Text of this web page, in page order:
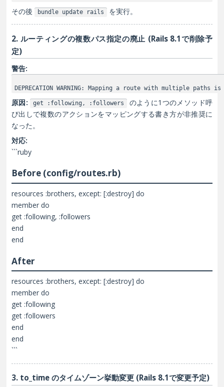
その後 bundle update rails を実行。
2. ルーティングの複数パス指定の廃止 (Rails 8.1で削除予
定)
警告:
DEPRECATION WARNING: Mapping a route with multiple
原因: get :following, :followers
のように1つのメソッド呼
び出しで複数のアクションをマッピングする書き方が非推奨に
なった。
対応:
```ruby
Before (config/routes.rb)
resources :brothers, except: [:destroy] do
member do
get :following, :followers
end
end
After
resources :brothers, except: [:destroy] do
member do
get :following
get :followers
end
end
```
3. to_time のタイムゾーン挙動変更 (Rails 8.1で変更予定)